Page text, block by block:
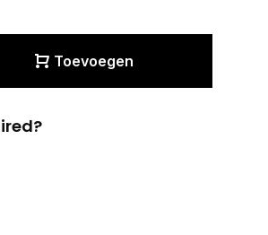
Toevoegen